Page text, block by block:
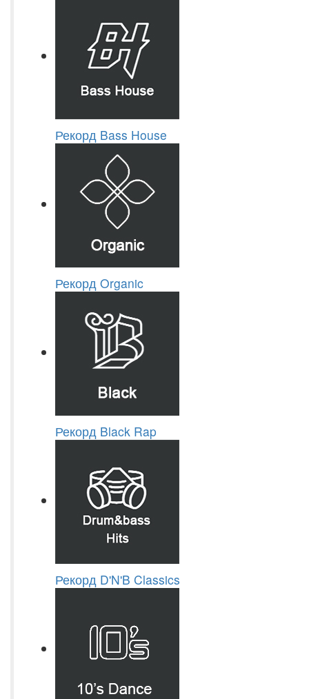
Рекорд Bass House
Рекорд Organic
Рекорд Black Rap
Рекорд D'N'B Classics